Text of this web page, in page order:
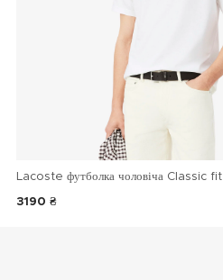
Lacoste футболка чоловіча Classic fit
3190 ₴